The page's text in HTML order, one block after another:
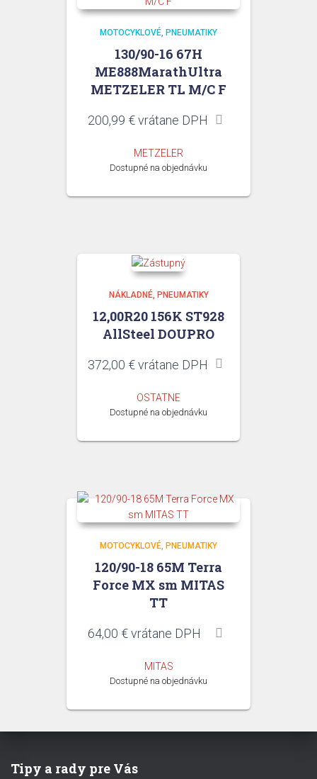
MOTOCYKLOVÉ PNEUMATIKY
130/90-16 67H
ME888MarathUltra
METZELER TL M/C F
200,99 €vrátane DPH
METZELER
Dostupné na objednávku
NÁKLADNÉ PNEUMATIKY
12,00R20 156K ST928
AllSteel DOUPRO
372,00 €vrátane DPH
OSTATNE
Dostupné na objednávku
MOTOCYKLOVÉ PNEUMATIKY
120/90-18 65M Terra
Force MX sm MITAS
TT
64,00 €vrátane DPH
MITAS
Dostupné na objednávku
Tipy a rady pre Vás